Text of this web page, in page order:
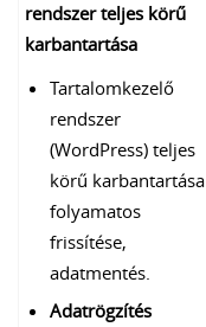
rendszer teljes körű
karbantartása
Tartalomkezelő
rendszer
(WordPress) teljes
körű karbantartása
folyamatos
frissítése,
adatmentés.
Adatrögzítés